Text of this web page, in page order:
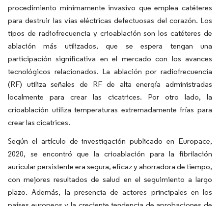
procedimiento mínimamente invasivo que emplea catéteres
para destruir las vías eléctricas defectuosas del corazón. Los
tipos de radiofrecuencia y crioablación son los catéteres de
ablación más utilizados, que se espera tengan una
participación significativa en el mercado con los avances
tecnológicos relacionados. La ablación por radiofrecuencia
(RF) utiliza señales de RF de alta energía administradas
localmente para crear las cicatrices. Por otro lado, la
crioablación utiliza temperaturas extremadamente frías para
crear las cicatrices.
Según el artículo de investigación publicado en Europace,
2020, se encontró que la crioablación para la fibrilación
auricular persistente era segura, eficaz y ahorradora de tiempo,
con mejores resultados de salud en el seguimiento a largo
plazo. Además, la presencia de actores principales en los